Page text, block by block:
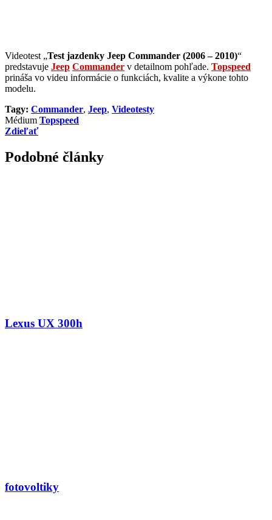
Videotest „Test jazdenky Jeep Commander (2006 – 2010)“
predstavuje Jeep Commander v detailnom pohľade. Topspeed
prináša vo videu informácie o funkciách, kvalite a výkone tohto
modelu.
Tagy: Commander, Jeep, Videotesty
Médium Topspeed
Zdieľať
Podobné články
Lexus UX 300h
fotovoltiky